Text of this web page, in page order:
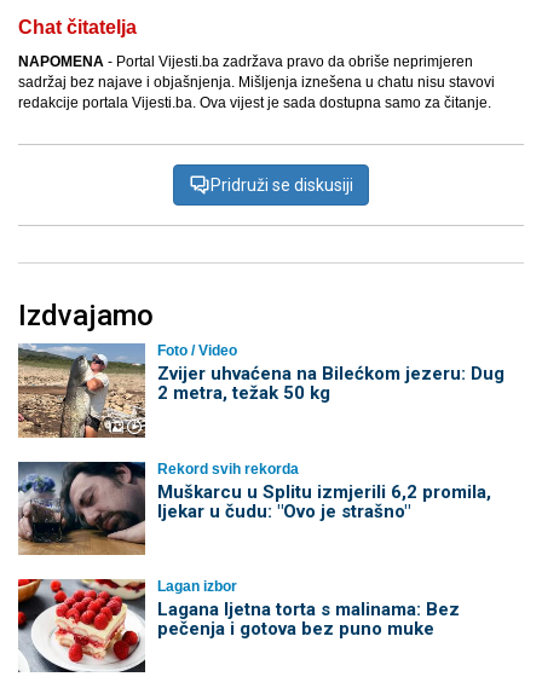
Chat čitatelja
NAPOMENA - Portal Vijesti.ba zadržava pravo da obriše neprimjeren
sadržaj bez najave i objašnjenja. Mišljenja iznešena u chatu nisu stavovi
redakcije portala Vijesti.ba. Ova vijest je sada dostupna samo za čitanje.
Pridruži se diskusiji
Izdvajamo
Foto / Video
Zvijer uhvaćena na Bilećkom jezeru: Dug
2 metra, težak 50 kg
Rekord svih rekorda
Muškarcu u Splitu izmjerili 6,2 promila,
ljekar u čudu: "Ovo je strašno"
Lagan izbor
Lagana ljetna torta s malinama: Bez
pečenja i gotova bez puno muke